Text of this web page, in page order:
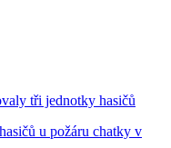
tři jednotky hasičů
u požáru chatky v